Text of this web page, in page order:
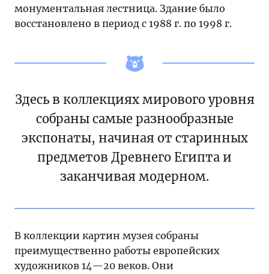
монументальная лестница. Здание было
восстановлено в период с 1988 г. по 1998 г.
Здесь в коллекциях мирового уровня
собраны самые разнообразные
экспонаты, начиная от старинных
предметов Древнего Египта и
заканчивая модерном.
В коллекции картин музея собраны
преимущественно работы европейских
художников 14—20 веков. Они